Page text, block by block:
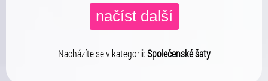
načíst další
Nacházíte se v kategorii:Společenské šaty